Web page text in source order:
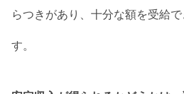
らつきがあり、十分な額を受給
す。